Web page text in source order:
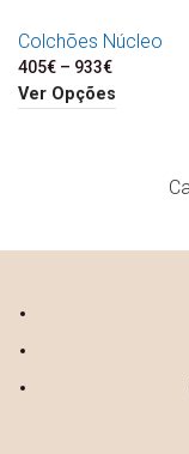
Colchões Núcleo
405€ – 933€
through
Ver Opções